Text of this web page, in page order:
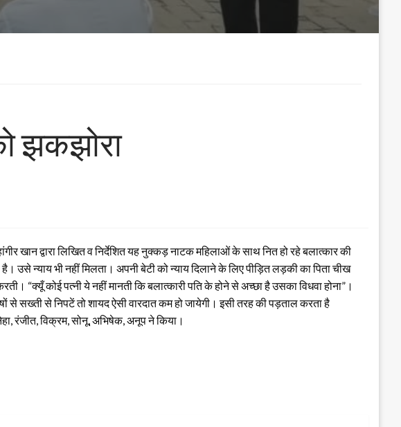
झकझोरा
खान द्वारा लिखित व निर्देशित यह नुक्कड़ नाटक महिलाओं के साथ नित हो रहे बलात्कार की
न्‍याय भी नहीं मिलता। अपनी बेटी को न्‍याय दिलाने के लिए पीड़ित लड़की का पिता चीख
“क्यूँ कोई पत्नी ये नहीं मानती कि बलात्कारी पति के होने से अच्छा है उसका विधवा होना”।
से सख्ती से निपटें तो शायद ऐसी वारदात कम हो जायेगी। इसी तरह की पड़ताल करता है
रंजीत, विक्रम, सोनू, अभिषेक, अनूप ने किया।